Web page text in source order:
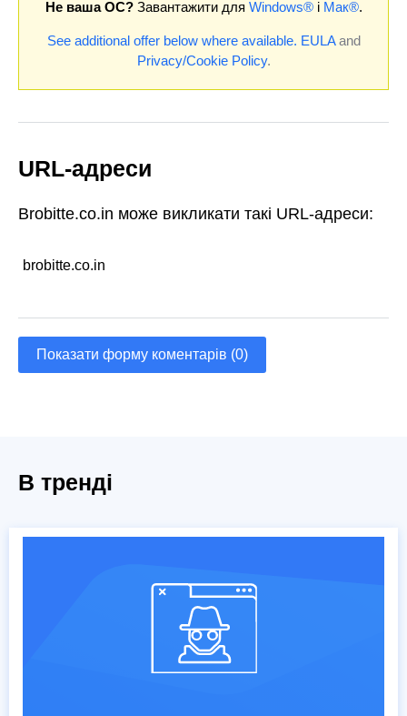
Не ваша ОС?Завантажити для Windows®і Мак®.
See additional offer below where available. EULAand
Privacy/Cookie Policy.
URL-адреси
Brobitte.co.in може викликати такі URL-адреси:
brobitte.co.in
Показати форму коментарів (0)
В тренді